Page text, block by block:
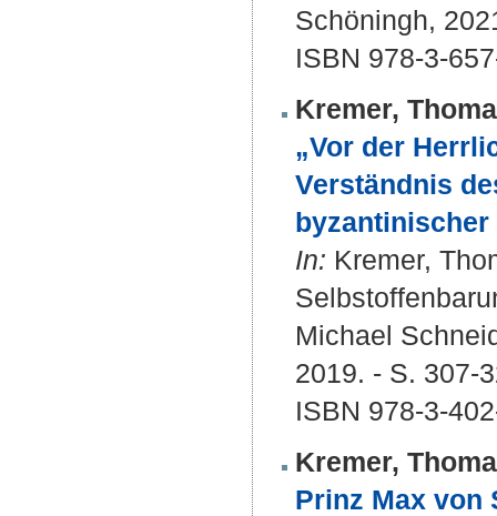
Schöningh,
ISBN 978-3-
Kremer,
„Vor der
Verständnis
In: Kremer,
Michael
2019. - S. 307-
ISBN 978-3-
Kremer,
Prinz Max von